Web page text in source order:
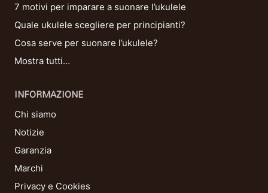
7 motivi per imparare a suonare l’ukulele
Quale ukulele scegliere per principianti?
Cosa serve per suonare l’ukulele?
Mostra tutti…
INFORMAZIONE
Chi siamo
Notizie
Garanzia
Marchi
Privacy e Cookies